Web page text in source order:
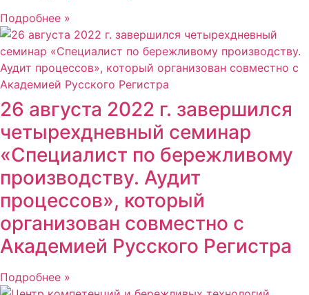
Подробнее »
26 августа 2022 г. завершился
четырехдневный семинар
«Специалист по бережливому
производству. Аудит
процессов», который
организован совместно с
Академией Русского Регистра
Подробнее »